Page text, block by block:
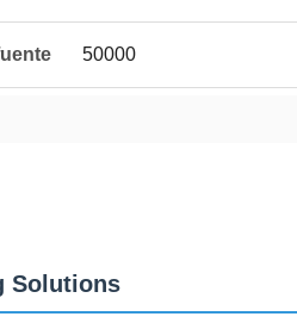
50000
Solutions